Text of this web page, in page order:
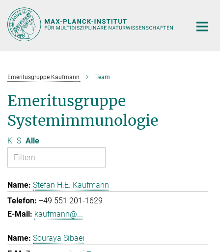
Hauptinhalt
Emeritusgruppe Kaufmann Team
Emeritusgruppe
Systemimmunologie
K S Alle
Stefan H.E. Kaufmann
+49 551 201-1629
kaufmann@...
Souraya Sibaei